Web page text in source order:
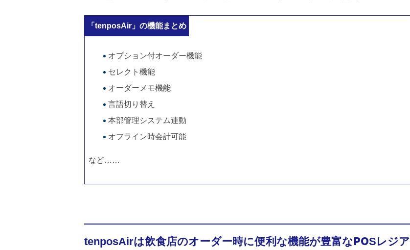
「tenposAir」の機能まとめ
オプション付オーダー機能
セレクト機能
オーダーメモ機能
言語切り替え
本部管理システム連動
オフライン時会計可能
など……
tenposAirは飲食店のオーダー時に便利な機能が豊富なPOSレジア